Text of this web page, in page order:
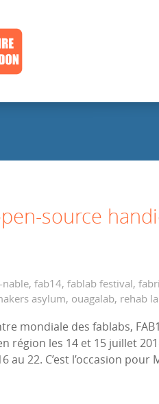
source
nable,fab14,fablab festival,
asylum, ouagalab, rehab
mondiale des fablabs,
région les 14 et 15 juillet
au 22. C’est l’occasion pour